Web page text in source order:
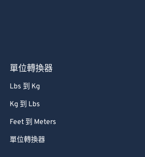
單位轉換器
Lbs 到 Kg
Kg 到 Lbs
Feet 到 Meters
單位轉換器